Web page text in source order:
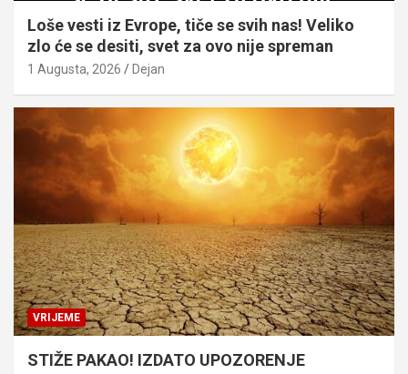
Loše vesti iz Evrope, tiče se svih nas! Veliko
zlo će se desiti, svet za ovo nije spreman
1 Augusta, 2026 Dejan
VRIJEME
STIŽE PAKAO! IZDATO UPOZORENJE